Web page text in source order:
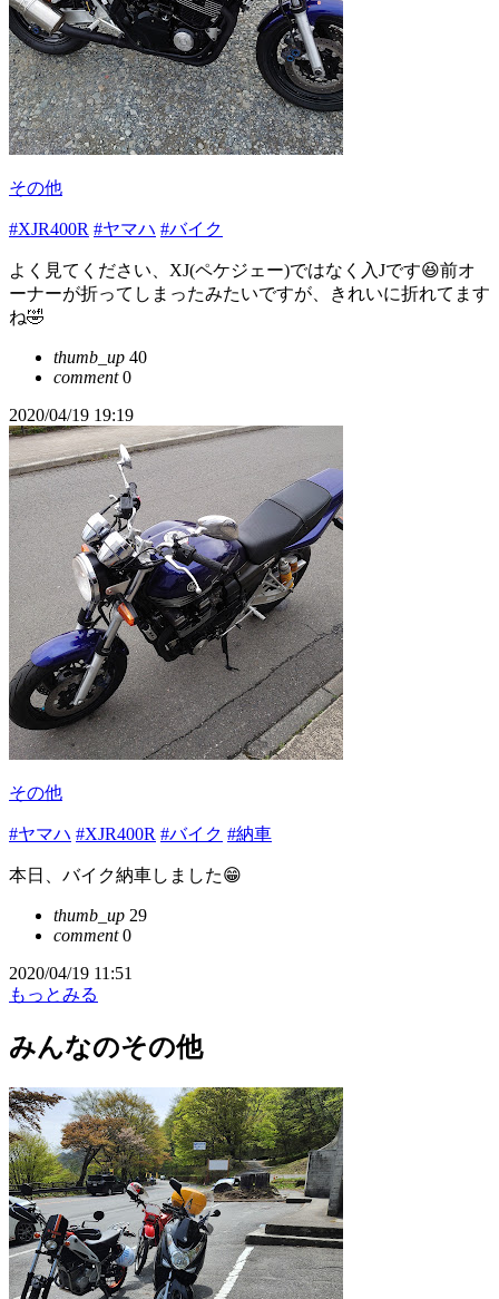
その他
#XJR400R #ヤマハ #バイク
よく見てください、XJ(ペケジェー)ではなく入Jです😆前オ
ーナーが折ってしまったみたいですが、きれいに折れてます
ね🤣
thumb_up 40
comment0
2020/04/19 19:19
その他
#ヤマハ #XJR400R #バイク #納車
本日、バイク納車しました😁
thumb_up 29
comment0
2020/04/19 11:51
もっとみる
みんなのその他